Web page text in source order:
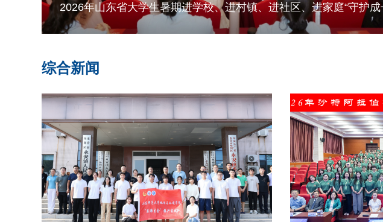
校史首篇《Science》：山师团队首次揭示水铁矿冻结的“记忆效应”
综合新闻